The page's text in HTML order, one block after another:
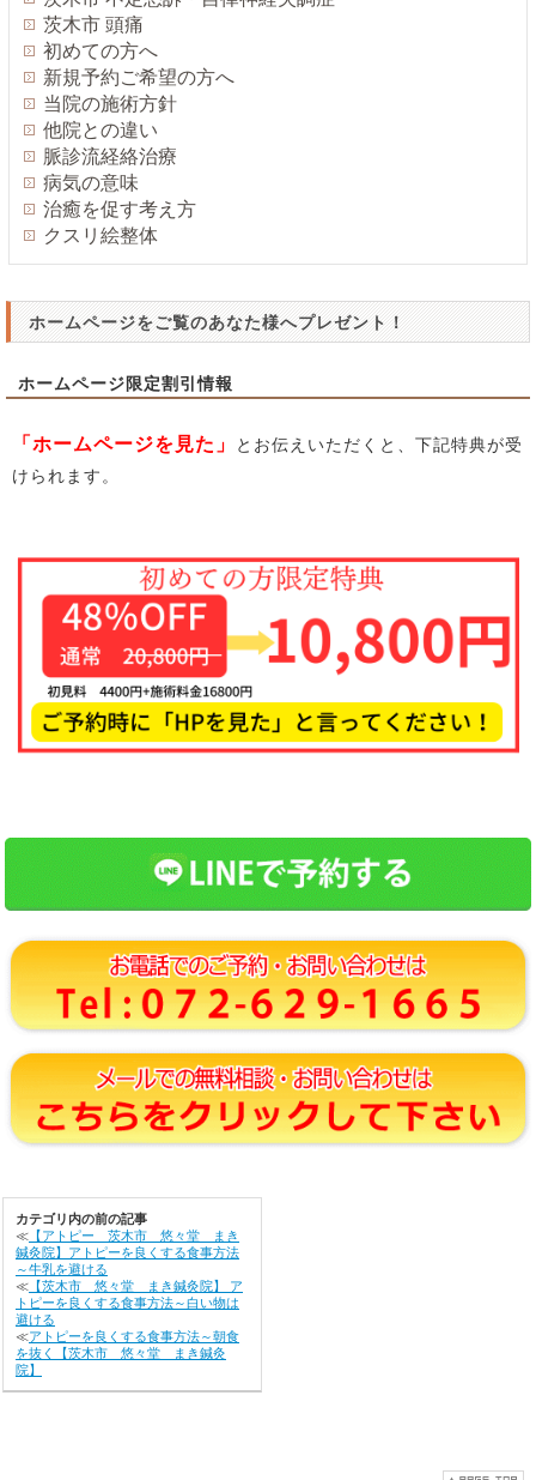
茨木市 頭痛
初めての方へ
新規予約ご希望の方へ
当院の施術方針
他院との違い
脈診流経絡治療
病気の意味
治癒を促す考え方
クスリ絵整体
ホームページをご覧のあなた様へプレゼント！
ホームページ限定割引情報
「ホームページを見た」
とお伝えいただくと、下記特典が受
けられます。
カテゴリ内の前の記事
≪ 【アトピー 茨木市 悠々堂 まき
鍼灸院】アトピーを良くする食事方法
～牛乳を避ける
≪ 【茨木市 悠々堂 まき鍼灸院】 ア
トピーを良くする食事方法～白い物は
避ける
≪アトピーを良くする食事方法～朝食
を抜く【茨木市 悠々堂 まき鍼灸
院】